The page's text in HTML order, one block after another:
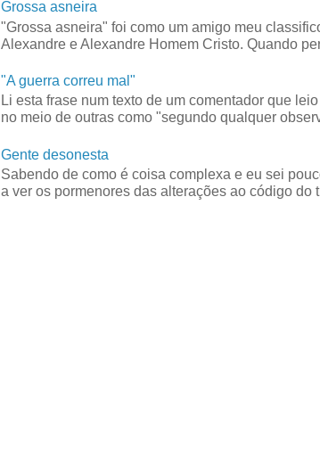
Grossa asneira
"Grossa asneira" foi como um amigo meu
Alexandre e Alexandre Homem Cristo. Quando
"A guerra correu mal"
Li esta frase num texto de um comentador que
no meio de outras como "segundo qualquer
Gente desonesta
Sabendo de como é coisa complexa e eu sei
a ver os pormenores das alterações ao código do